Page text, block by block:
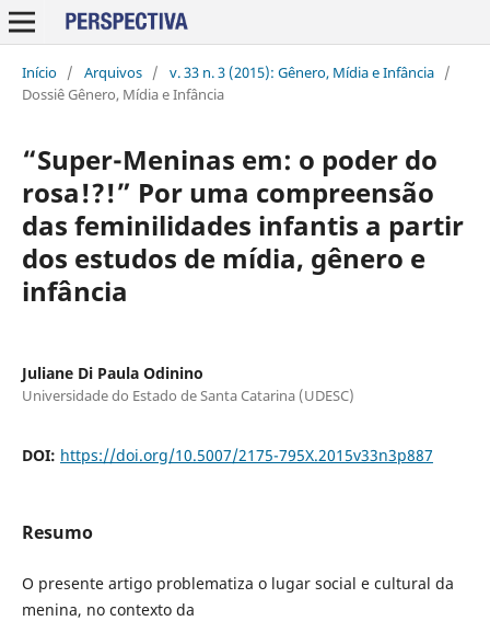
Início / Arquivos / v. 33 n. 3 (2015): Gênero, Mídia e Infância /
Dossiê Gênero, Mídia e Infância
“Super-Meninas em: o poder do
rosa!?!” Por uma compreensão
das feminilidades infantis a partir
dos estudos de mídia, gênero e
infância
Juliane Di Paula Odinino
Universidade do Estado de Santa Catarina (UDESC)
DOI: https://doi.org/10.5007/2175-795X.2015v33n3p887
Resumo
O presente artigo problematiza o lugar social e cultural da
menina, no contexto da